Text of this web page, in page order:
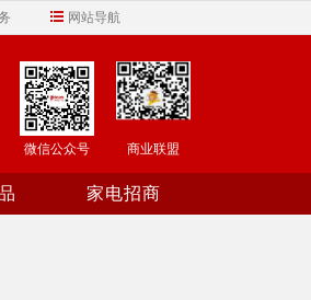
网站导航
商业联盟
微信公众号
家电招商